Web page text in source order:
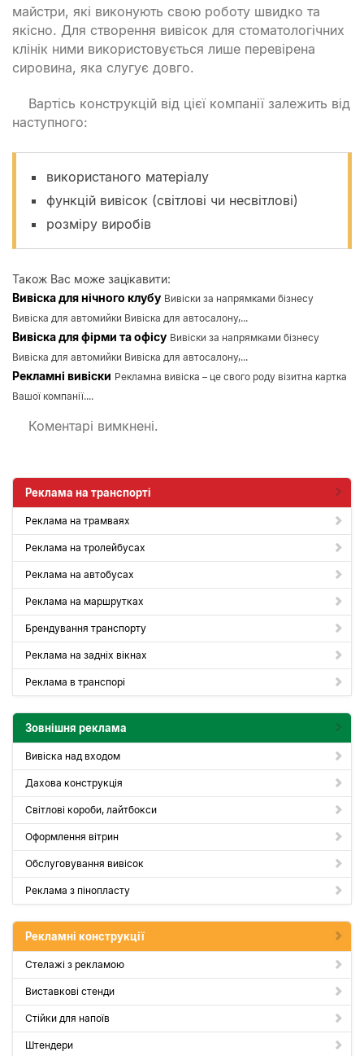
майстри, які виконують свою роботу швидко та
якісно. Для створення вивісок для стоматологічних
клінік ними використовується лише перевірена
сировина, яка слугує довго.
Вартісь конструкцій від цієї компанії залежить від
наступного:
використаного матеріалу
функцій вивісок (світлові чи несвітлові)
розміру виробів
Також Вас може зацікавити:
Вивіска для нічного клубу Вивіски за напрямками бізнесу
Вивіска для автомийки Вивіска для автосалону,...
Вивіска для фірми та офісу Вивіски за напрямками бізнесу
Вивіска для автомийки Вивіска для автосалону,...
Рекламні вивіски Рекламна вивіска – це свого роду візитна картка
Вашої компанії....
Коментарі вимкнені.
Реклама на транспорті
Реклама на трамваях
Реклама на тролейбусах
Реклама на автобусах
Реклама на маршрутках
Брендування транспорту
Реклама на задніх вікнах
Реклама в транспорі
Зовнішня реклама
Вивіска над входом
Дахова конструкція
Світлові короби, лайтбокси
Оформлення вітрин
Обслуговування вивісок
Реклама з пінопласту
Рекламні конструкції
Стелажі з рекламою
Виставкові стенди
Стійки для напоїв
Штендери